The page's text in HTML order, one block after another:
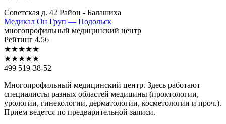
Советская д. 42 Район - Балашиха
Медикал Он Груп — Подольск
многопрофильный медицинский центр
Рейтинг 4.56
★★★★★
★★★★★
499 519-38-52
Многопрофильный медицинский центр. Здесь работают
специалисты разных областей медицины (проктологии,
урологии, гинекологии, дерматологии, косметологии и проч.).
Прием ведется по предварительной записи.